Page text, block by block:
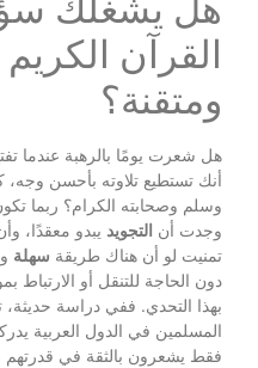
القرآن
ومتقنة؟
هل شعرت يومًا بالرهبة عندما
أنك تستطيع تلاوته بأحسن وجه،
وسلم وصحابته الكرام؟ ربما
وجدت أن التجويد يبدو معقدًا،
تمنيت لو أن هناك طريقة سهلة
دون الحاجة للتنقل أو
المسلمين في الدول العربية
فقط يشعرون بالثقة في قدرتهم